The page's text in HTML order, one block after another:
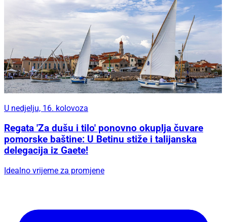
U nedjelju, 16. kolovoza
Regata 'Za dušu i tilo' ponovno okuplja čuvare
pomorske baštine: U Betinu stiže i talijanska
delegacija iz Gaete!
Idealno vrijeme za promjene